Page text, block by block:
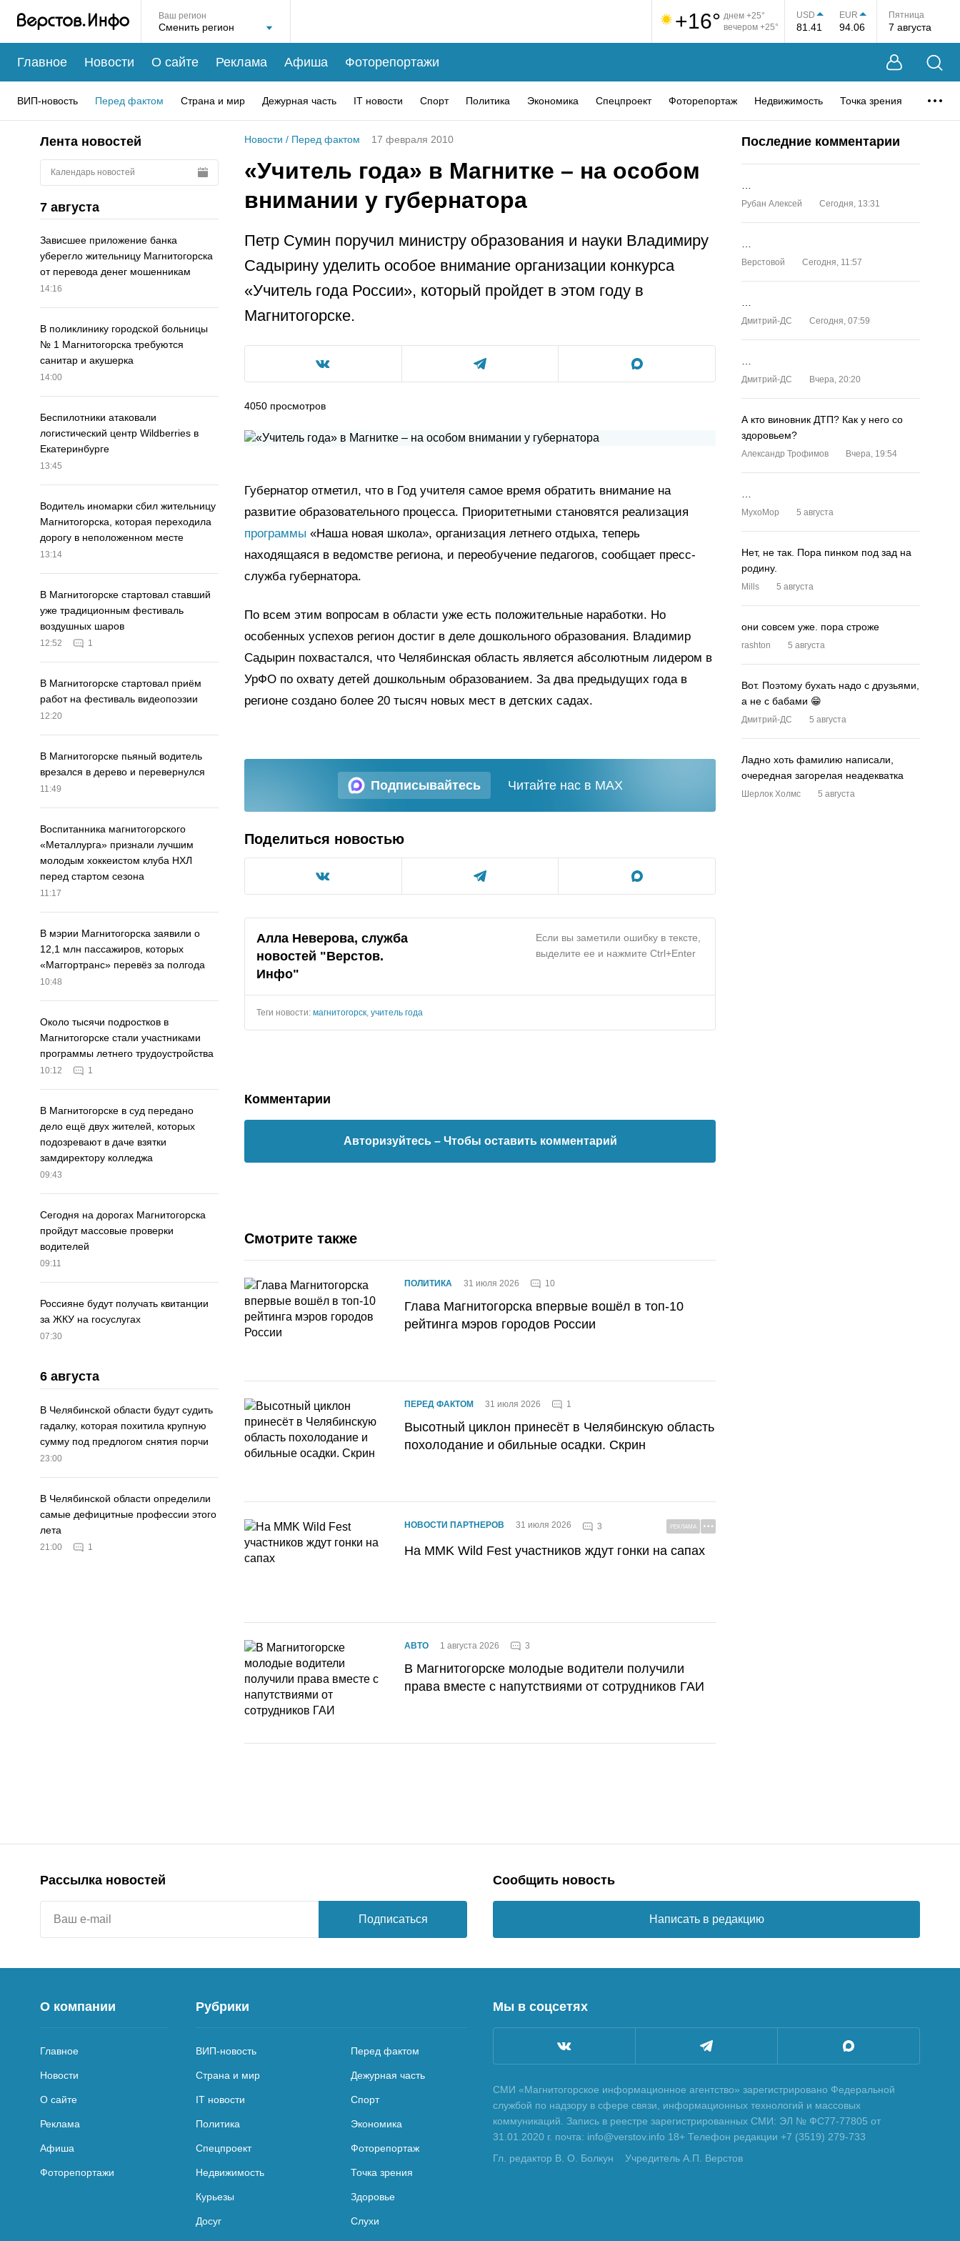
Ваш регион +16° днем +25°
вечером +25°
USD
81.41
EUR
94.06
Пятница
7 августа
Главное Новости О сайте Реклама Афиша Фоторепортажи
ВИП-новость Перед фактом Страна и мир Дежурная часть IT новости Спорт Политика Экономика Спецпроект Фоторепортаж Недвижимость Точка зрения
Лента новостей
Календарь новостей
7 августа
Зависшее приложение банка
уберегло жительницу Магнитогорска
от перевода денег мошенникам
14:16
В поликлинику городской больницы
№ 1 Магнитогорска требуются
санитар и акушерка
14:00
Беспилотники атаковали
логистический центр Wildberries в
Екатеринбурге
13:45
Водитель иномарки сбил жительницу
Магнитогорска, которая переходила
дорогу в неположенном месте
13:14
В Магнитогорске стартовал ставший
уже традиционным фестиваль
воздушных шаров
12:52 1
В Магнитогорске стартовал приём
работ на фестиваль видеопоэзии
12:20
В Магнитогорске пьяный водитель
врезался в дерево и перевернулся
11:49
Воспитанника магнитогорского
«Металлурга» признали лучшим
молодым хоккеистом клуба НХЛ
перед стартом сезона
11:17
В мэрии Магнитогорска заявили о
12,1 млн пассажиров, которых
«Маггортранс» перевёз за полгода
10:48
Около тысячи подростков в
Магнитогорске стали участниками
программы летнего трудоустройства
10:12 1
В Магнитогорске в суд передано
дело ещё двух жителей, которых
подозревают в даче взятки
замдиректору колледжа
09:43
Сегодня на дорогах Магнитогорска
пройдут массовые проверки
водителей
09:11
Россияне будут получать квитанции
за ЖКУ на госуслугах
07:30
6 августа
В Челябинской области будут судить
гадалку, которая похитила крупную
сумму под предлогом снятия порчи
23:00
В Челябинской области определили
самые дефицитные профессии этого
лета
21:00 1
Новости / Перед фактом 17 февраля 2010
«Учитель года» в Магнитке – на особом
внимании у губернатора
Петр Сумин поручил министру образования и науки Владимиру
Садырину уделить особое внимание организации конкурса
«Учитель года России», который пройдет в этом году в
Магнитогорске.
4050 просмотров
Губернатор отметил, что в Год учителя самое время обратить внимание на
развитие образовательного процесса. Приоритетными становятся реализация
программы «Наша новая школа», организация летнего отдыха, теперь
находящаяся в ведомстве региона, и переобучение педагогов, сообщает пресс-
служба губернатора.
По всем этим вопросам в области уже есть положительные наработки. Но
особенных успехов регион достиг в деле дошкольного образования. Владимир
Садырин похвастался, что Челябинская область является абсолютным лидером в
УрФО по охвату детей дошкольным образованием. За два предыдущих года в
регионе создано более 20 тысяч новых мест в детских садах.
Подписывайтесь Читайте нас в MAX
Поделиться новостью
Алла Неверова, служба
новостей "Верстов.
Инфо"
Если вы заметили ошибку в тексте,
выделите ее и нажмите Ctrl+Enter
Теги новости: магнитогорск, учитель года
Комментарии
Авторизуйтесь – Чтобы оставить комментарий
Смотрите также
ПОЛИТИКА 31 июля 2026 10
Глава Магнитогорска впервые вошёл в топ-10
рейтинга мэров городов России
ПЕРЕД ФАКТОМ 31 июля 2026 1
Высотный циклон принесёт в Челябинскую область
похолодание и обильные осадки. Скрин
НОВОСТИ ПАРТНЕРОВ 31 июля 2026 3 РЕКЛАМА
На MMK Wild Fest участников ждут гонки на сапах
АВТО 1 августа 2026 3
В Магнитогорске молодые водители получили
права вместе с напутствиями от сотрудников ГАИ
Последние комментарии
Рубан Алексей Сегодня, 13:31
Верстовой Сегодня, 11:57
Дмитрий-ДС Сегодня, 07:59
Дмитрий-ДС Вчера, 20:20
А кто виновник ДТП? Как у него со
здоровьем?
Александр Трофимов Вчера, 19:54
MyxoMop 5 августа
Нет, не так. Пора пинком под зад на
родину.
Mills 5 августа
они совсем уже. пора строже
rashton 5 августа
Вот. Поэтому бухать надо с друзьями,
а не с бабами 😁
Дмитрий-ДС 5 августа
Ладно хоть фамилию написали,
очередная загорелая неадекватка
Шерлок Холмс 5 августа
Рассылка новостей
Подписаться
Сообщить новость
Написать в редакцию
О компании
Главное
Новости
О сайте
Реклама
Афиша
Фоторепортажи
Рубрики
ВИП-новость Перед фактом
Страна и мир Дежурная часть
IT новости Спорт
Политика Экономика
Спецпроект Фоторепортаж
Недвижимость Точка зрения
Курьезы Здоровье
Досуг Слухи
Мы в соцсетях
СМИ «Магнитогорское информационное агентство» зарегистрировано Федеральной
службой по надзору в сфере связи, информационных технологий и массовых
коммуникаций. Запись в реестре зарегистрированных СМИ: ЭЛ № ФС77-77805 от
31.01.2020 г. почта: info@verstov.info 18+ Телефон редакции +7 (3519) 279-733
Гл. редактор В. О. Болкун
Учредитель А.П. Верстов